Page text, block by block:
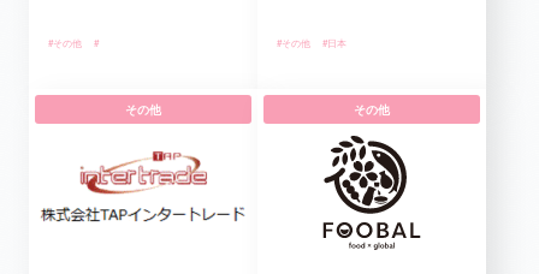
#その他 # #その他 #日本
その他 その他